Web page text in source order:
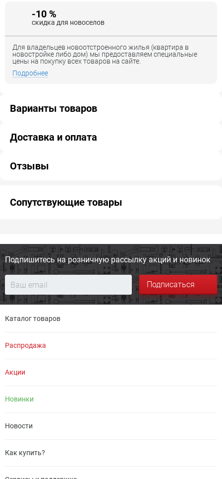
-10 %
скидка для новоселов
Для владельцев новоотстроенного жилья (квартира в
новостройке либо дом) мы предоставляем специальные
цены на покупку всех товаров на сайте.
Подробнее
Варианты товаров
Доставка и оплата
Отзывы
Сопутствующие товары
Подпишитесь на розничную рассылку акций и новинок
Подписаться
Каталог товаров
Распродажа
Акции
Новинки
Новости
Как купить?